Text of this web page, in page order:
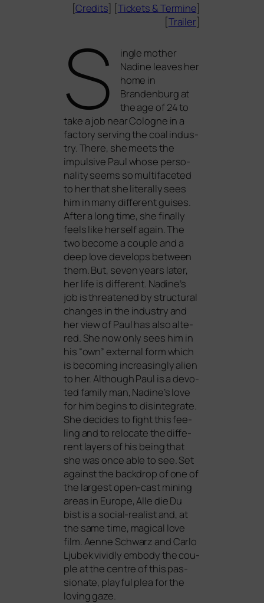
[Credits] [Tickets &Termine]
[Trailer]
S
ingle mother
Nadine lea­ves her
home in
Brandenburg at
the age of 24 to
take a job near Cologne in a
fac­to­ry ser­ving the coal indus­
try. There, she meets the
impul­si­ve Paul who­se per­so­
na­li­ty seems so mul­ti­face­ted
to her that she lite­ral­ly sees
him in many dif­fe­rent gui­ses.
After a long time, she final­ly
feels like hers­elf again. The
two beco­me a cou­ple and a
deep love deve­lo­ps bet­ween
them. But, seven years later,
her life is dif­fe­rent. Nadine’s
job is threa­ten­ed by struc­tu­ral
chan­ges in the indus­try and
her view of Paul has also alte­
red. She now only sees him in
his “own” exter­nal form which
is beco­ming incre­asing­ly ali­en
to her. Although Paul is a devo­
ted fami­ly man, Nadine’s love
for him beg­ins to dis­in­te­gra­te.
She deci­des to fight this fee­
ling and to relo­ca­te the dif­fe­
rent lay­ers of his being that
she was once able to see. Set
against the back­drop of one of
the lar­gest open-cast mining
are­as in Europe, Alle die Du
bistis a social-rea­list and, at
the same time, magi­cal love
film. Aenne Schwarz and Carlo
Ljubek vivid­ly embo­dy the cou­
ple at the cent­re of this pas­
sio­na­te, playful plea for the
loving gaze.